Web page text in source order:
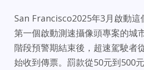
San Francisco2025年3月啟動這
第一個啟動測速攝像頭專案的城
階段預警期結束後，超速駕駛者
始收到傳票。罰款從50元到500